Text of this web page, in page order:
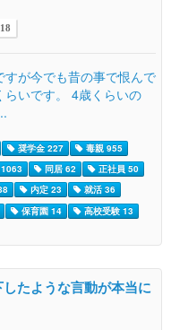
が今でも昔の事で恨んで
いです。 4歳くらいの
奨学金 227
毒親 955
同居 62
正社員 50
内定 23
就活 36
保育園 14
高校受験 13
たような言動が本当に